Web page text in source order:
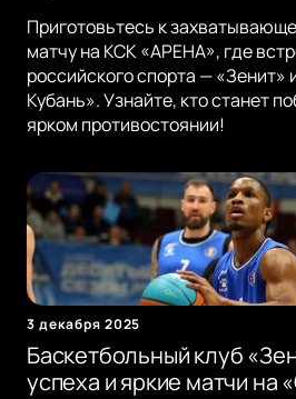
Приготовьтесь к
матчу на КСК «АРЕНА», где
российского спорта — «Зенит»
Кубань». Узнайте, кто станет
ярком противостоянии!
3 декабря 2025
Баскетбольный клуб
успеха и яркие матчи на